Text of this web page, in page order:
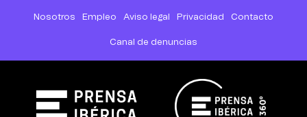
Nosotros Empleo Aviso legal Privacidad Contacto
Canal de denuncias